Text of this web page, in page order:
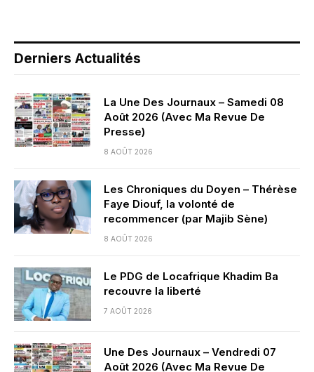
Derniers Actualités
La Une Des Journaux – Samedi 08
Août 2026 (Avec Ma Revue De
Presse)
8 AOÛT 2026
Les Chroniques du Doyen – Thérèse
Faye Diouf, la volonté de
recommencer (par Majib Sène)
8 AOÛT 2026
Le PDG de Locafrique Khadim Ba
recouvre la liberté
7 AOÛT 2026
Une Des Journaux – Vendredi 07
Août 2026 (Avec Ma Revue De